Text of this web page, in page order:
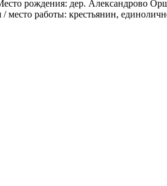
рождения: дер. Александрово
место работы: крестьянин,